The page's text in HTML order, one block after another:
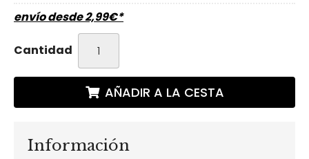
envío desde2,99€*
Cantidad
AÑADIR A LA CESTA
Información